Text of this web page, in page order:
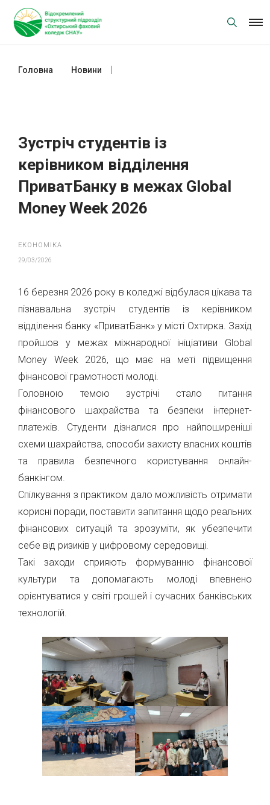
content
Головна Новини
Зустріч студентів із
керівником відділення
ПриватБанку в межах Global
Money Week 2026
ЕКОНОМІКА
29/03/2026
16 березня 2026 року в коледжі відбулася цікава та
пізнавальна зустріч студентів із керівником
відділення банку «ПриватБанк» у місті Охтирка. Захід
пройшов у межах міжнародної ініціативи Global
Money Week 2026, що має на меті підвищення
фінансової грамотності молоді.
Головною темою зустрічі стало питання
фінансового шахрайства та безпеки інтернет-
платежів. Студенти дізналися про найпоширеніші
схеми шахрайства, способи захисту власних коштів
та правила безпечного користування онлайн-
банкінгом.
Спілкування з практиком дало можливість отримати
корисні поради, поставити запитання щодо реальних
фінансових ситуацій та зрозуміти, як убезпечити
себе від ризиків у цифровому середовищі.
Такі заходи сприяють формуванню фінансової
культури та допомагають молоді впевнено
орієнтуватися у світі грошей і сучасних банківських
технологій.